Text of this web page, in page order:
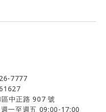
7777
中正路 907 號
一至週五 09:00-17:00